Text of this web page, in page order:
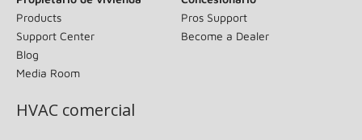
Products
Support Center
Blog
Media Room
Pros Support
Become a Dealer
HVAC comercial